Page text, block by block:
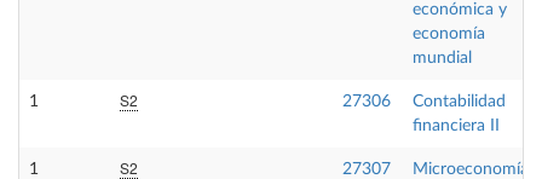
económica y
economía
mundial
1 S2 27306
Contabilidad
financiera II
1 S2 27307
Microeconomía